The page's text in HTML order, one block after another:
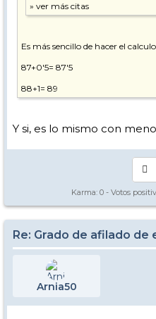
Es más sencillo de hacer el
87+0'5= 87'5
88+1= 89
Y si, es lo mismo con
Karma: 0 - Votos
Re: Grado de afilado de
Arnia50